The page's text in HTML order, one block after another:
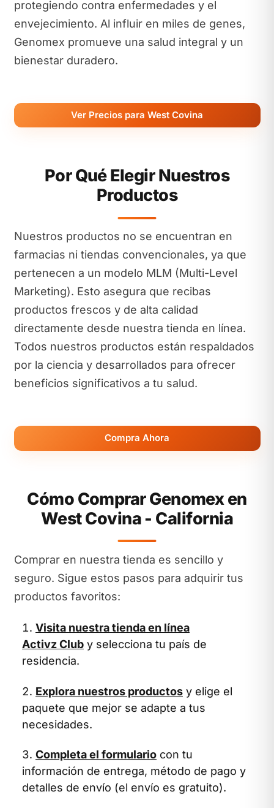
protegiendo contra enfermedades y el
envejecimiento. Al influir en miles de genes,
Genomex promueve una salud integral y un
bienestar duradero.
Ver Precios para West Covina
Por Qué Elegir Nuestros
Productos
Nuestros productos no se encuentran en
farmacias ni tiendas convencionales, ya que
pertenecen a un modelo MLM (Multi-Level
Marketing). Esto asegura que recibas
productos frescos y de alta calidad
directamente desde nuestra tienda en línea.
Todos nuestros productos están respaldados
por la ciencia y desarrollados para ofrecer
beneficios significativos a tu salud.
Compra Ahora
Cómo Comprar Genomex en
West Covina - California
Comprar en nuestra tienda es sencillo y
seguro. Sigue estos pasos para adquirir tus
productos favoritos:
Visita nuestra tienda en línea
Activz Club y selecciona tu país de
residencia.
Explora nuestros productos y elige el
paquete que mejor se adapte a tus
necesidades.
Completa el formulario con tu
información de entrega, método de pago y
detalles de envío (el envío es gratuito).